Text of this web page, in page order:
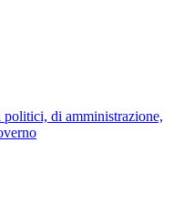
di amministrazione,